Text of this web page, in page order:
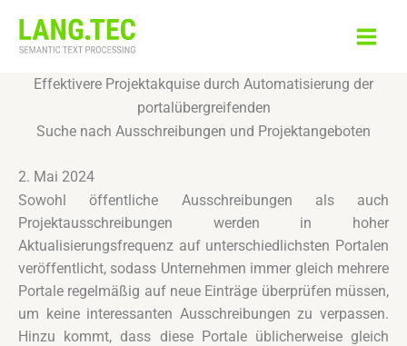
Inhalt
springen
Effektivere Projektakquise durch Automatisierung der
portalübergreifenden
Suche nach Ausschreibungen und Projektangeboten
2. Mai 2024
Sowohl öffentliche Ausschreibungen als auch
Projektausschreibungen werden in hoher
Aktualisierungsfrequenz auf unterschiedlichsten Portalen
veröffentlicht, sodass Unternehmen immer gleich mehrere
Portale regelmäßig auf neue Einträge überprüfen müssen,
um keine interessanten Ausschreibungen zu verpassen.
Hinzu kommt, dass diese Portale üblicherweise gleich